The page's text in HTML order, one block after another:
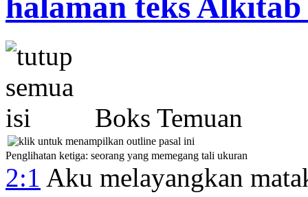
Boks Temuan
Penglihatan ketiga: seorang yang memegang tali ukuran
2:1 Aku melayangkan